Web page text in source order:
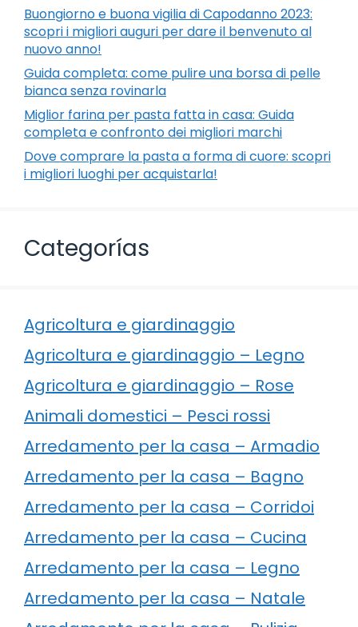
Buongiorno e buona vigilia di Capodanno 2023:
scopri i migliori auguri per dare il benvenuto al
nuovo anno!
Guida completa: come pulire una borsa di pelle
bianca senza rovinarla
Miglior farina per pasta fatta in casa: Guida
completa e confronto dei migliori marchi
Dove comprare la pasta a forma di cuore: scopri
i migliori luoghi per acquistarla!
Categorías
Agricoltura e giardinaggio
Agricoltura e giardinaggio – Legno
Agricoltura e giardinaggio – Rose
Animali domestici – Pesci rossi
Arredamento per la casa – Armadio
Arredamento per la casa – Bagno
Arredamento per la casa – Corridoi
Arredamento per la casa – Cucina
Arredamento per la casa – Legno
Arredamento per la casa – Natale